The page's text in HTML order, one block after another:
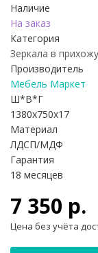
Наличие
На заказ
Категория
Зеркала в
Производитель
Мебель Маркет
Ш*В*Г
1380x750x17
Материал
ЛДСП/МДФ
Гарантия
18 месяцев
7 350 р.
Цена без учёта